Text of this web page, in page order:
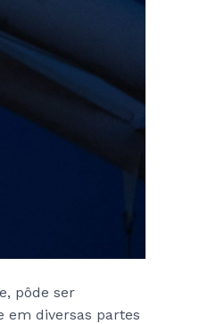
pôde ser
em diversas partes